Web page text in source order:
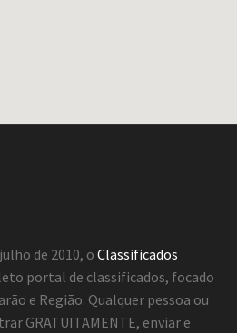
de 2010, o Classificados
portal de classificados, focado
e Região. Qualquer pessoa ou
GRATUITAMENTE, enviar e